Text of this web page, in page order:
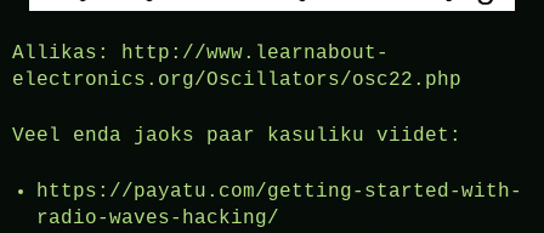
Allikas: http://www.learnabout-
electronics.org/Oscillators/osc22.php
Veel enda jaoks paar kasuliku viidet:
https://payatu.com/getting-started-with-
radio-waves-hacking/